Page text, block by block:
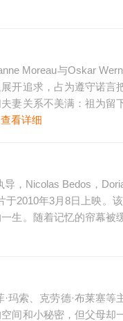
Moreau与Oskar
开追求，占为遵守诺
妻关系不美满：祖为留
查看详细
，Nicolas Bedos，
2010年3月8日上映。
生。随着记忆的帘幕被
·玛索、克劳德·布莱塞
间和小秘密，但父母